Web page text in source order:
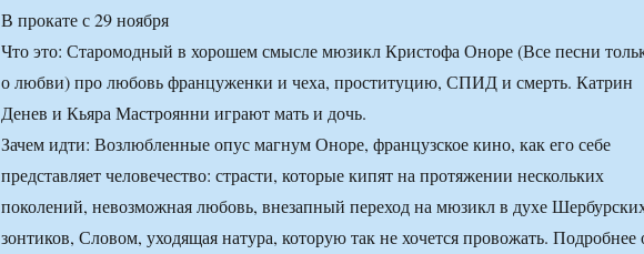
В прокате с 29 ноября
Что это: Старомодный в хорошем смысле мюзикл Кристофа Оноре (Все песни
о любви) про любовь француженки и чеха, проституцию, СПИД и смерть. Катрин
Денев и Кьяра Мастроянни играют мать и дочь.
Зачем идти: Возлюбленные опус магнум Оноре, французское кино, как его себе
представляет человечество: страсти, которые кипят на протяжении нескольких
поколений, невозможная любовь, внезапный переход на мюзикл в духе
зонтиков, Словом, уходящая натура, которую так не хочется провожать. Подробнее